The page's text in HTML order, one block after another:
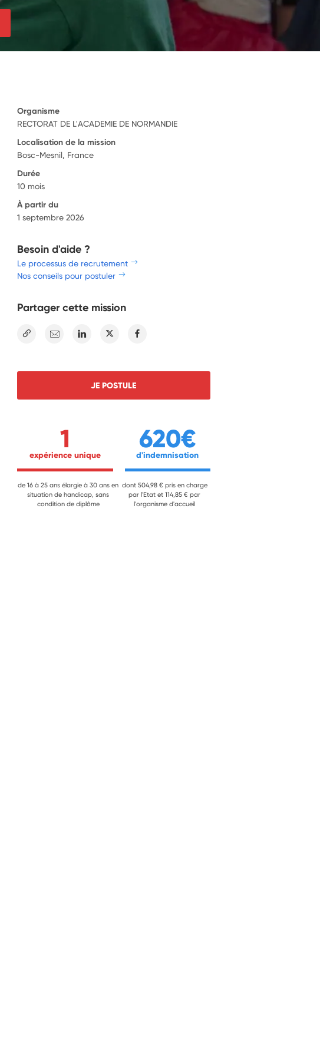
Organisme
RECTORAT DE L'ACADEMIE DE NORMANDIE
Localisation de la mission
Bosc-Mesnil, France
Durée
10 mois
À partir du
1 septembre 2026
Besoin d'aide ?
Le processus de recrutement
Nos conseils pour postuler
Partager cette mission
E-mail Linkedin Twitter
JE POSTULE
1
expérience unique
de 16 à 25 ans élargie à 30 ans en
situation de handicap, sans
condition de diplôme
620€
d'indemnisation
dont 504,98 € pris en charge
par l'Etat et 114,85 € par
l'organisme d'accueil